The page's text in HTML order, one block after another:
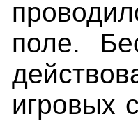
поле.
игровых